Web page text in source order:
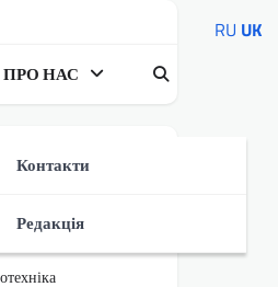
ПРО НАС
Контакти
Редакція
RU UK